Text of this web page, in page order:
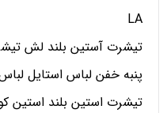
LA
تیشرت آستین بلند لش
پنبه خفن لباس استایل
تیشرت استین بلند استین